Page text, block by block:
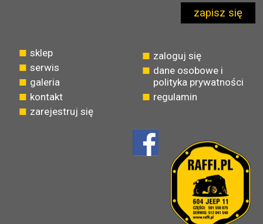
zapisz się
sklep
serwis
galeria
kontakt
zarejestruj się
zaloguj się
dane osobowe i
polityka prywatności
regulamin